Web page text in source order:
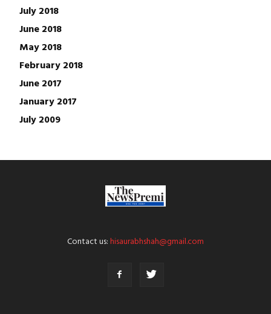
July 2018
June 2018
May 2018
February 2018
June 2017
January 2017
July 2009
Contact us:hisaurabhshah@gmail.com